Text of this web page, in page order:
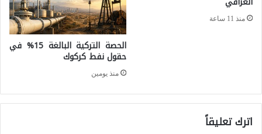
ا
م
س
ل
ل
منذ 11 ساعة
الحصة التركية البالغة 15% في
حقول نفط كركوك
منذ يومين
اترك تعليقاً